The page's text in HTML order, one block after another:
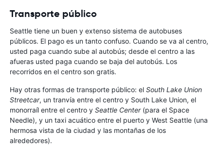
Transporte público
Seattle tiene un buen y extenso sistema de autobuses
públicos. El pago es un tanto confuso. Cuando se va al centro,
usted paga cuando sube al autobús; desde el centro a las
afueras usted paga cuando se baja del autobús. Los
recorridos en el centro son gratis.
Hay otras formas de transporte público: el South Lake Union
Streetcar, un tranvía entre el centro y South Lake Union, el
monorraíl entre el centro y Seattle Center(para el Space
Needle), y un taxi acuático entre el puerto y West Seattle (una
hermosa vista de la ciudad y las montañas de los
alrededores).